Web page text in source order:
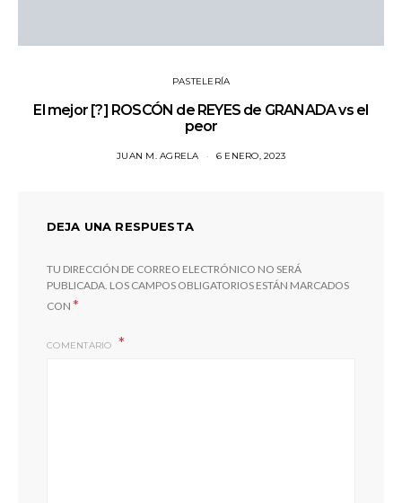
PASTELERÍA
El mejor [?] ROSCÓN de REYES de GRANADA vs el
peor
JUAN M. AGRELA 6 ENERO, 2023
DEJA UNA RESPUESTA
TU DIRECCIÓN DE CORREO ELECTRÓNICO NO SERÁ
PUBLICADA. LOS CAMPOS OBLIGATORIOS ESTÁN MARCADOS
CON *
COMENTARIO